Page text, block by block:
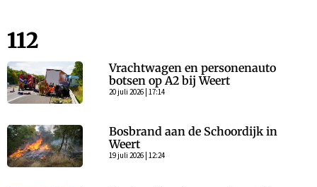
112
Vrachtwagen en personenauto
botsen op A2 bij Weert
20 juli 2026 | 17:14
Bosbrand aan de Schoordijk in
Weert
19 juli 2026 | 12:24